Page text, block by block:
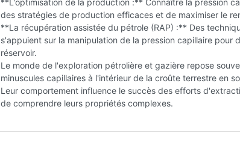
**L'optimisation de la production :** Connaître la pression
des stratégies de production efficaces et de maximiser le
**La récupération assistée du pétrole (RAP) :** Des
s'appuient sur la manipulation de la pression capillaire pour
réservoir.
Le monde de l'exploration pétrolière et gazière repose
minuscules capillaires à l'intérieur de la croûte terrestre en
Leur comportement influence le succès des efforts
de comprendre leurs propriétés complexes.